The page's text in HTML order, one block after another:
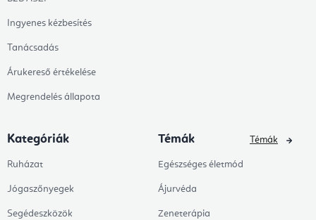
Ingyenes kézbesítés
Tanácsadás
Árukereső értékelése
Megrendelés állapota
Kategóriák
Ruházat
Jógaszőnyegek
Segédeszközök
Témák
Egészséges életmód
Ájurvéda
Zeneterápia
Témák